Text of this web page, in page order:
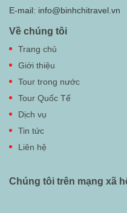
E-mail: info@binhchitravel.vn
Về chúng tôi
Trang chủ
Giới thiệu
Tour trong nước
Tour Quốc Tế
Dịch vụ
Tin tức
Liên hệ
Chúng tôi trên mạng xã